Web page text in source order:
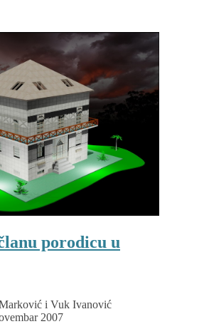
porodicu u
i Vuk Ivanović
2007